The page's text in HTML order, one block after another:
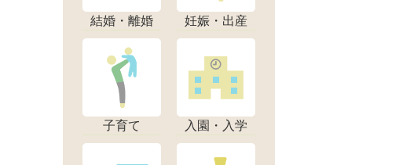
結婚・離婚 妊娠・出産
子育て 入園・入学